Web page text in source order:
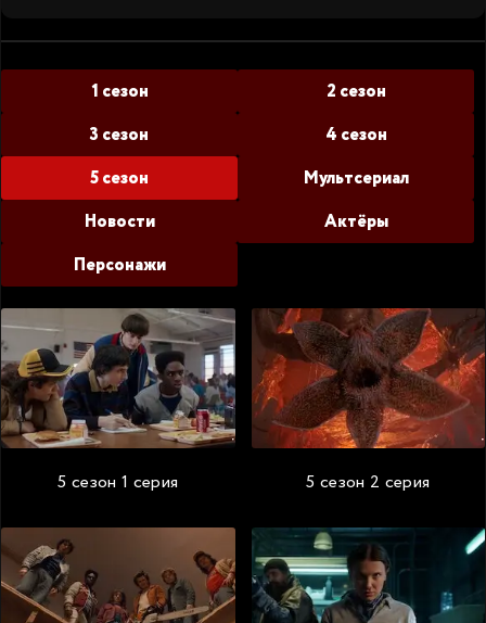
1 сезон
2 сезон
3 сезон
4 сезон
5 сезон
Мультсериал
Новости
Актёры
Персонажи
5 сезон 1 серия 5 сезон 2 серия